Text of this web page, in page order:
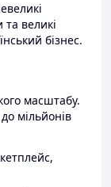
великі
бізнес.
масштабу.
мільйонів